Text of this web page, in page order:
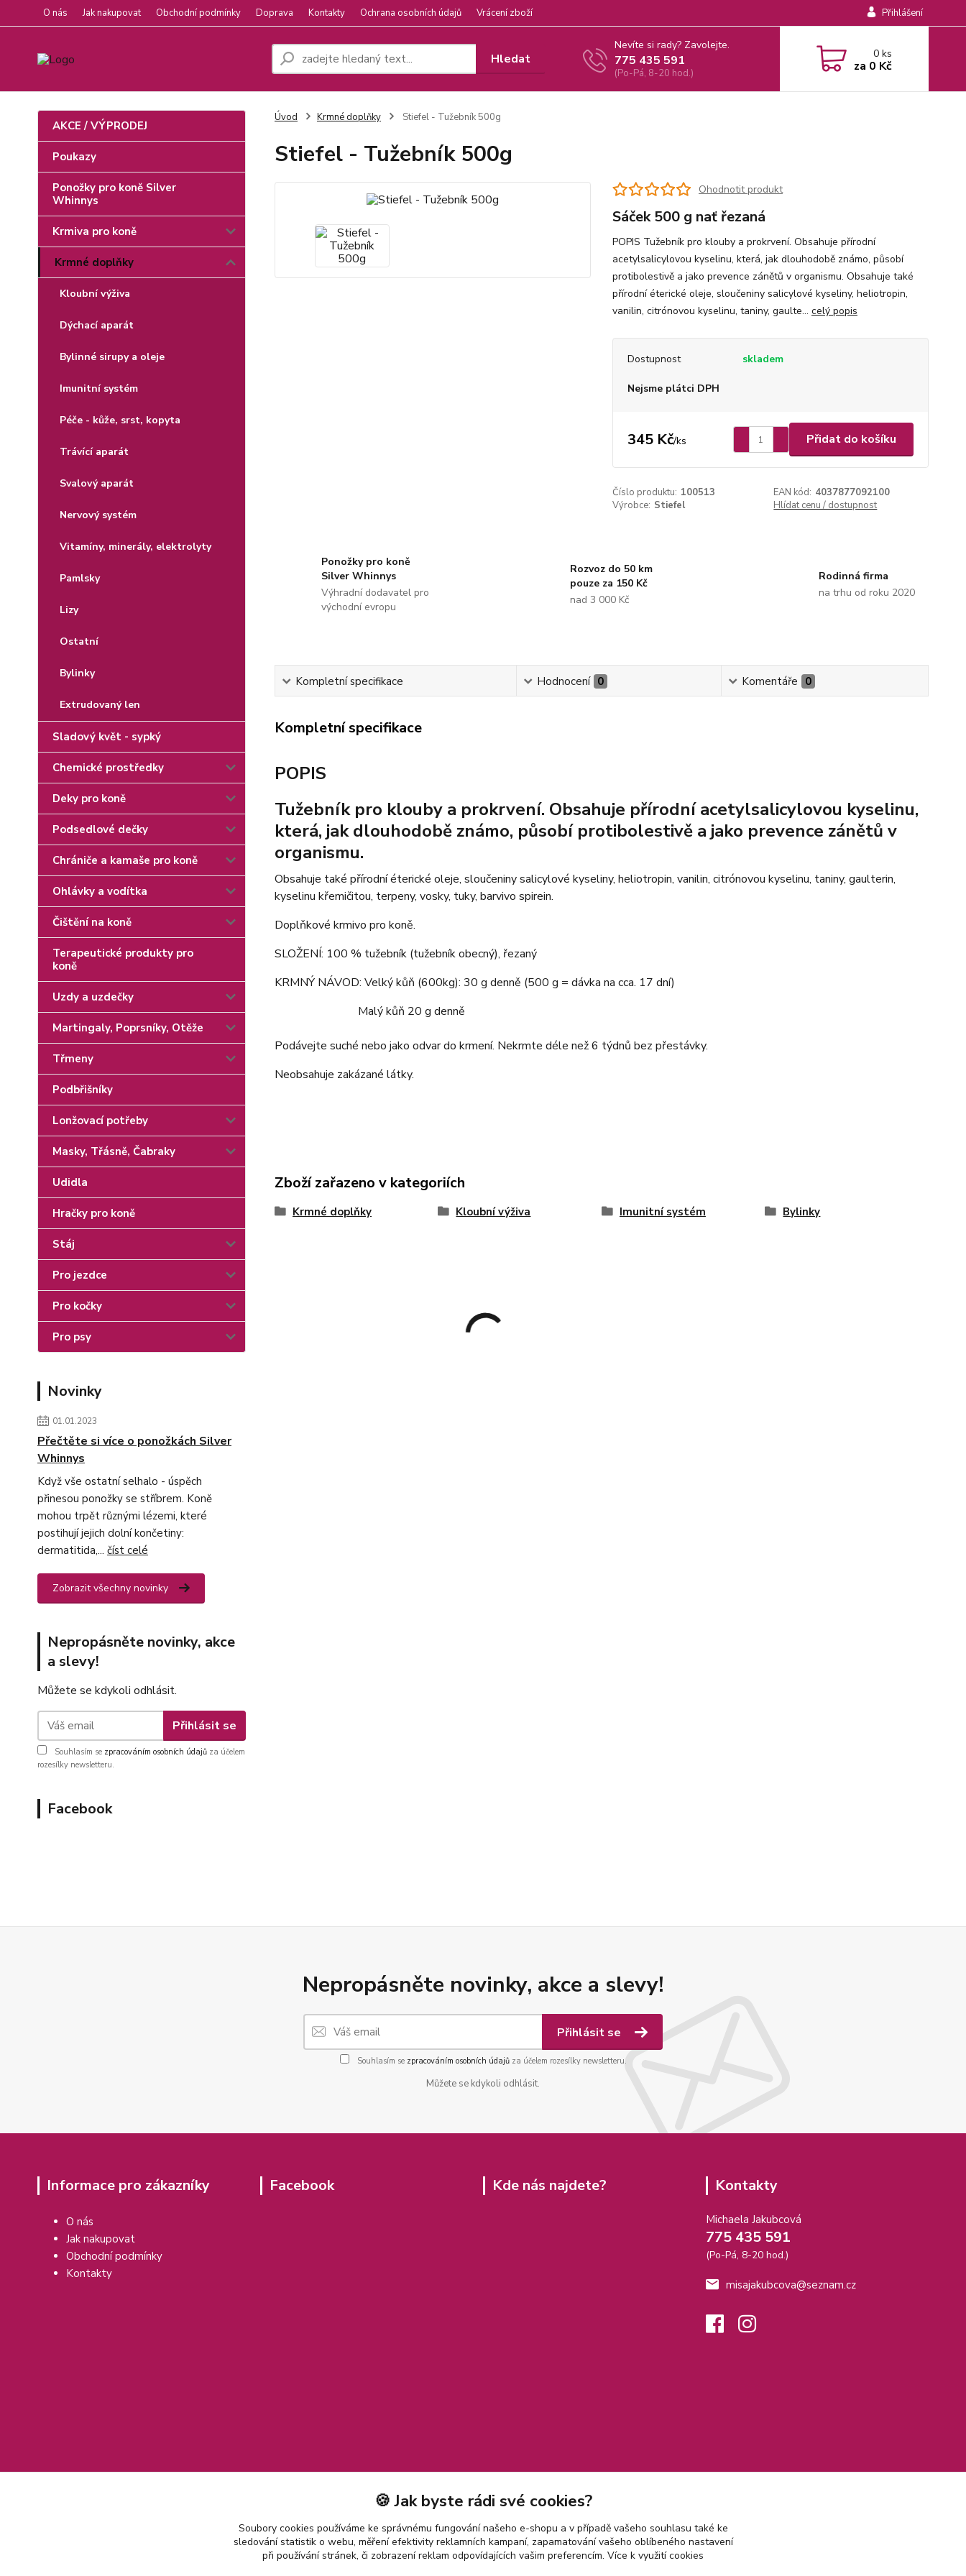
O nás Jak nakupovat Obchodní podmínky Doprava Kontakty Ochrana osobních údajů Vrácení zboží Přihlášení
Hledat
Nevíte si rady? Zavolejte.
775 435 591
(Po-Pá, 8-20 hod.)
0ks
za 0 Kč
AKCE / VÝPRODEJ
Poukazy
Ponožky pro koně Silver
Whinnys
Krmiva pro koně
Krmné doplňky
Kloubní výživa
Dýchací aparát
Bylinné sirupy a oleje
Imunitní systém
Péče - kůže, srst, kopyta
Trávící aparát
Svalový aparát
Nervový systém
Vitamíny, minerály, elektrolyty
Pamlsky
Lizy
Ostatní
Bylinky
Extrudovaný len
Sladový květ - sypký
Chemické prostředky
Deky pro koně
Podsedlové dečky
Chrániče a kamaše pro koně
Ohlávky a vodítka
Čištění na koně
Terapeutické produkty pro
koně
Uzdy a uzdečky
Martingaly, Poprsníky, Otěže
Třmeny
Podbřišníky
Lonžovací potřeby
Masky, Třásně, Čabraky
Udidla
Hračky pro koně
Stáj
Pro jezdce
Pro kočky
Pro psy
Novinky
01.01.2023
Přečtěte si více o ponožkách Silver
Whinnys
Když vše ostatní selhalo - úspěch
přinesou ponožky se stříbrem. Koně
mohou trpět různými lézemi, které
postihují jejich dolní končetiny:
dermatitida,... číst celé
Zobrazit všechny novinky
Nepropásněte novinky, akce
a slevy!
Můžete se kdykoli odhlásit.
Přihlásit se
Souhlasím se zpracováním osobních údajů za účelem
rozesílky newsletteru.
Facebook
Úvod Krmné doplňky Stiefel - Tužebník 500g
Stiefel - Tužebník 500g
Ohodnotit produkt
Sáček 500 g nať řezaná
POPIS Tužebník pro klouby a prokrvení. Obsahuje přírodní
acetylsalicylovou kyselinu, která, jak dlouhodobě známo, působí
protibolestivě a jako prevence zánětů v organismu. Obsahuje také
přírodní éterické oleje, sloučeniny salicylové kyseliny, heliotropin,
vanilin, citrónovou kyselinu, taniny, gaulte... celý popis
Dostupnost skladem
Nejsme plátci DPH
345 Kč/ks Přidat do košíku
Číslo produktu: 100513 EAN kód: 4037877092100
Výrobce: Stiefel Hlídat cenu / dostupnost
Ponožky pro koně
Silver Whinnys
Výhradní dodavatel pro
východní evropu
Rozvoz do 50 km
pouze za 150 Kč
nad 3 000 Kč
Rodinná firma
na trhu od roku 2020
Kompletní specifikace Hodnocení 0 Komentáře 0
Kompletní specifikace
POPIS
Tužebník pro klouby a prokrvení. Obsahuje přírodní acetylsalicylovou kyselinu,
která, jak dlouhodobě známo, působí protibolestivě a jako prevence zánětů v
organismu.
Obsahuje také přírodní éterické oleje, sloučeniny salicylové kyseliny, heliotropin, vanilin, citrónovou kyselinu, taniny, gaulterin,
kyselinu křemičitou, terpeny, vosky, tuky, barvivo spirein.
Doplňkové krmivo pro koně.
SLOŽENÍ: 100 % tužebník (tužebník obecný), řezaný
KRMNÝ NÁVOD: Velký kůň (600kg): 30 g denně (500 g = dávka na cca. 17 dní)
Malý kůň 20 g denně
Podávejte suché nebo jako odvar do krmení. Nekrmte déle než 6 týdnů bez přestávky.
Neobsahuje zakázané látky.
Zboží zařazeno v kategoriích
Krmné doplňky Kloubní výživa Imunitní systém Bylinky
Nepropásněte novinky, akce a slevy!
Přihlásit se
Souhlasím se zpracováním osobních údajůza účelem rozesílky newsletteru.
Můžete se kdykoli odhlásit.
Informace pro zákazníky
O nás
Jak nakupovat
Obchodní podmínky
Kontakty
Facebook Kde nás najdete? Kontakty
Michaela Jakubcová
775 435 591
(Po-Pá, 8-20 hod.)
misajakubcova@seznam.cz
🍪 Jak byste rádi své cookies?
Soubory cookies používáme ke správnému fungování našeho e-shopu a v případě vašeho souhlasu také ke
sledování statistik o webu, měření efektivity reklamních kampaní, zapamatování vašeho oblíbeného nastavení
při používání stránek, či zobrazení reklam odpovídajících vašim preferencím. Více k využití cookies